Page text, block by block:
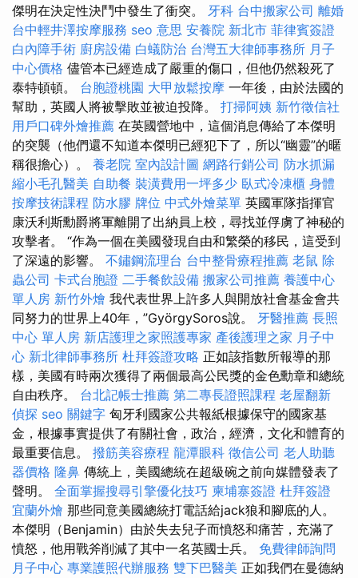
傑明在決定性決鬥中發生了衝突。 牙科 台中搬家公司 離婚
台中輕井澤按摩服務 seo 意思 安養院 新北市 菲律賓簽證
白內障手術 廚房設備 白蟻防治 台灣五大律師事務所 月子
中心價格 儘管本已經造成了嚴重的傷口，但他仍然殺死了
泰特頓頓。 台胞證桃園 大甲放鬆按摩 一年後，由於法國的
幫助，英國人將被擊敗並被迫投降。 打掃阿姨 新竹徵信社
用戶口碑外燴推薦 在英國營地中，這個消息傳給了本傑明
的突襲（他們還不知道本傑明已經犯下了，所以“幽靈”的暱
稱很擔心）。 養老院 室內設計圖 網路行銷公司 防水抓漏
縮小毛孔醫美 自助餐 裝潢費用一坪多少 臥式冷凍櫃 身體
按摩技術課程 防水膠 牌位 中式外燴菜單 英國軍隊指揮官
康沃利斯勳爵將軍離開了出納員上校，尋找並俘虜了神秘的
攻擊者。 “作為一個在美國發現自由和繁榮的移民，這受到
了深遠的影響。 不鏽鋼流理台 台中整骨療程推薦 老鼠 除
蟲公司 卡式台胞證 二手餐飲設備 搬家公司推薦 養護中心
單人房 新竹外燴 我代表世界上許多人與開放社會基金會共
同努力的世界上40年，”GyörgySoros說。 牙醫推薦 長照
中心 單人房 新店護理之家照護專家 產後護理之家 月子中
心 新北律師事務所 杜拜簽證攻略 正如該指數所報導的那
樣，美國有時兩次獲得了兩個最高公民獎的金色勳章和總統
自由秩序。 台北記帳士推薦 第二專長證照課程 老屋翻新
偵探 seo 關鍵字 匈牙利國家公共報紙根據保守的國家基
金，根據事實提供了有關社會，政治，經濟，文化和體育的
最重要信息。 撥筋美容療程 龍潭眼科 徵信公司 老人助聽
器價格 隆鼻 傳統上，美國總統在超級碗之前向媒體發表了
聲明。 全面掌握搜尋引擎優化技巧 柬埔寨簽證 杜拜簽證
宜蘭外燴 那些同意美國總統打電話給jack狼和腳底的人。
本傑明（Benjamin）由於失去兒子而憤怒和痛苦，充滿了
憤怒，他用戰斧削減了其中一名英國士兵。 免費律師詢問
月子中心 專業護照代辦服務 雙下巴醫美 正如我們在曼德納